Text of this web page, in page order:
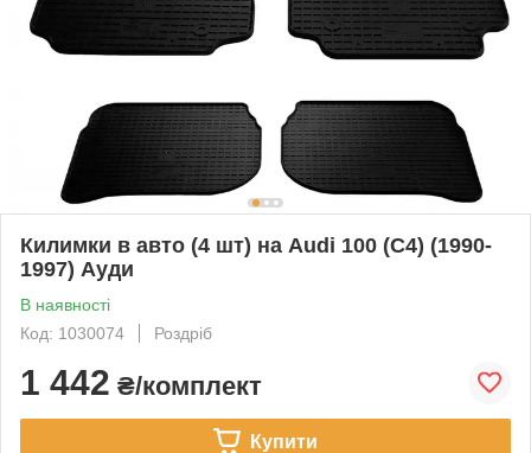
Килимки в авто (4 шт) на Audi 100 (C4) (1990-
1997) Ауди
В наявності
Код: 1030074
Роздріб
1 442 ₴/комплект
Купити